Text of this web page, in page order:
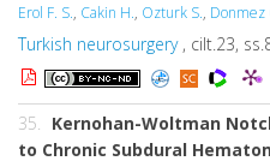
Erol F. S., Cakin H., Ozturk S., Donmez
Turkish neurosurgery, cilt.23,
35. Kernohan-Woltman
to Chronic Subdural